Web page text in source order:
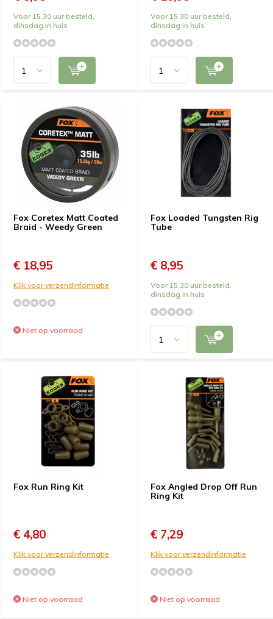
Voor 15.30 uur besteld,
dinsdag in huis
Voor 15.30 uur besteld,
dinsdag in huis
Fox Coretex Matt Coated
Braid - Weedy Green
€ 18,95
Klik voor verzendinformatie
Niet op voorraad
Fox Loaded Tungsten Rig
Tube
€ 8,95
Voor 15.30 uur besteld,
dinsdag in huis
Fox Run Ring Kit
€ 4,80
Klik voor verzendinformatie
Niet op voorraad
Fox Angled Drop Off Run
Ring Kit
€ 7,29
Klik voor verzendinformatie
Niet op voorraad